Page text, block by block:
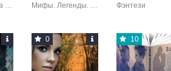
Фэнтези
0 10